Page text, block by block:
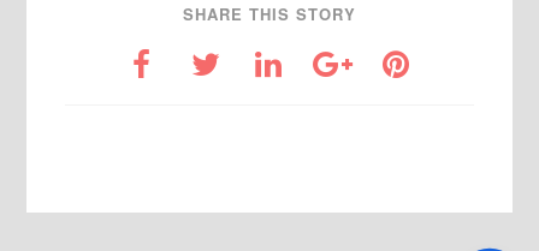
SHARE THIS STORY